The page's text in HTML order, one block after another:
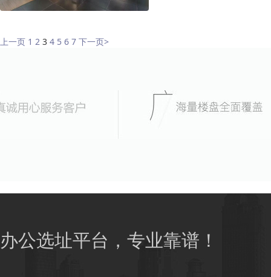
上一页 1 2 3 4 5 6 7 下一页>
办公选址平台，专业靠谱！